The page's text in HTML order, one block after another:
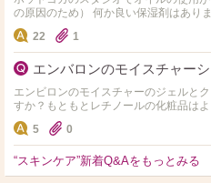
の原因のため） 何か良い保湿剤はあり
と尚ありがたいです。
22 1
エンバロンのモイスチャー
エンビロンのモイスチャーのジェルと
すか？もともとレチノールの化粧品は
イズを使ってみたのですが、効果がう
5 0
“スキンケア”新着Q&Aをもっとみる